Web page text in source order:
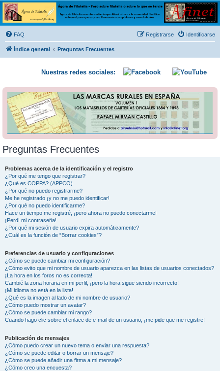
Ágora de Filatelia
Foro sobre filatelia o sobre lo que se tercie. Ágora de Filatelia es un foro abierto que Afinet
ofrece a la comunidad filatélica universal para que exprese libremente sus opiniones y
conocimientos
FAQ Identificarse
Registrarse
Índice general Preguntas Frecuentes
Nuestras redes sociales:
Preguntas Frecuentes
Problemas acerca de la identificación y el registro
¿Por qué me tengo que registrar?
¿Qué es COPPA? (APPCO)
¿Por qué no puedo registrarme?
Me he registrado ¡y no me puedo identificar!
¿Por qué no puedo identificarme?
Hace un tiempo me registré, ¡pero ahora no puedo conectarme!
¡Perdí mi contraseña!
¿Por qué mi sesión de usuario expira automáticamente?
¿Cuál es la función de “Borrar cookies”?
Preferencias de usuario y configuraciones
¿Cómo se puede cambiar mi configuración?
¿Cómo evito que mi nombre de usuario aparezca en las listas de usuarios conectados?
¡La hora en los foros no es correcta!
Cambié la zona horaria en mi perfil, ¡pero la hora sigue siendo incorrecto!
¡Mi idioma no está en la lista!
¿Qué es la imagen al lado de mi nombre de usuario?
¿Cómo puedo mostrar un avatar?
¿Cómo se puede cambiar mi rango?
Cuando hago clic sobre el enlace de e-mail de un usuario, ¡me pide que me registre!
Publicación de mensajes
¿Cómo puedo crear un nuevo tema o enviar una respuesta?
¿Cómo se puede editar o borrar un mensaje?
¿Cómo se puede añadir una firma a mi mensaje?
¿Cómo creo una encuesta?